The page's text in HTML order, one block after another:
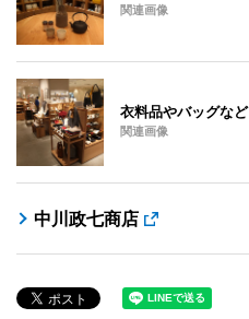
関連画像
衣料品やバッグな
関連画像
中川政七商店